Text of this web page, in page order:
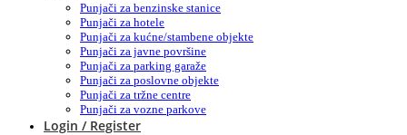
Punjači za benzinske stanice
Punjači za hotele
Punjači za kućne/stambene objekte
Punjači za javne površine
Punjači za parking garaže
Punjači za poslovne objekte
Punjači za tržne centre
Punjači za vozne parkove
Login / Register